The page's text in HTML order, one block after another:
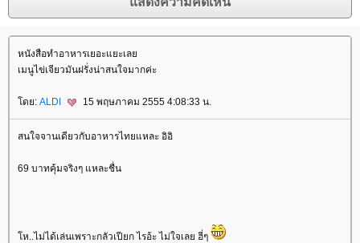
หนังสือทำอาหารเยอะแยะเล
เมนูไข่เจียวมันฝรั่งน่าสนใจมากค่ะ
ดย: ALDI 15 พฤษภาคม 2555 4:08:33 น.
สนใจจานเดียวกับอาหารไทยแหละ อิอิ
69 บาทคุ้มจริงๆ แหละชื่น
ห..ไม่ได้เล่นเพราะกลัวเปียก ไรอ้ะ ไม่ใจเลย ฮี่ๆ